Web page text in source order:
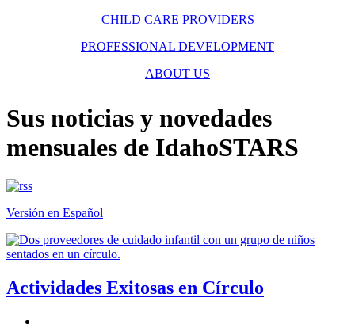
CHILD CARE PROVIDERS
PROFESSIONAL DEVELOPMENT
ABOUT US
Sus noticias y novedades
mensuales de IdahoSTARS
Versión en Español
Actividades Exitosas en Círculo